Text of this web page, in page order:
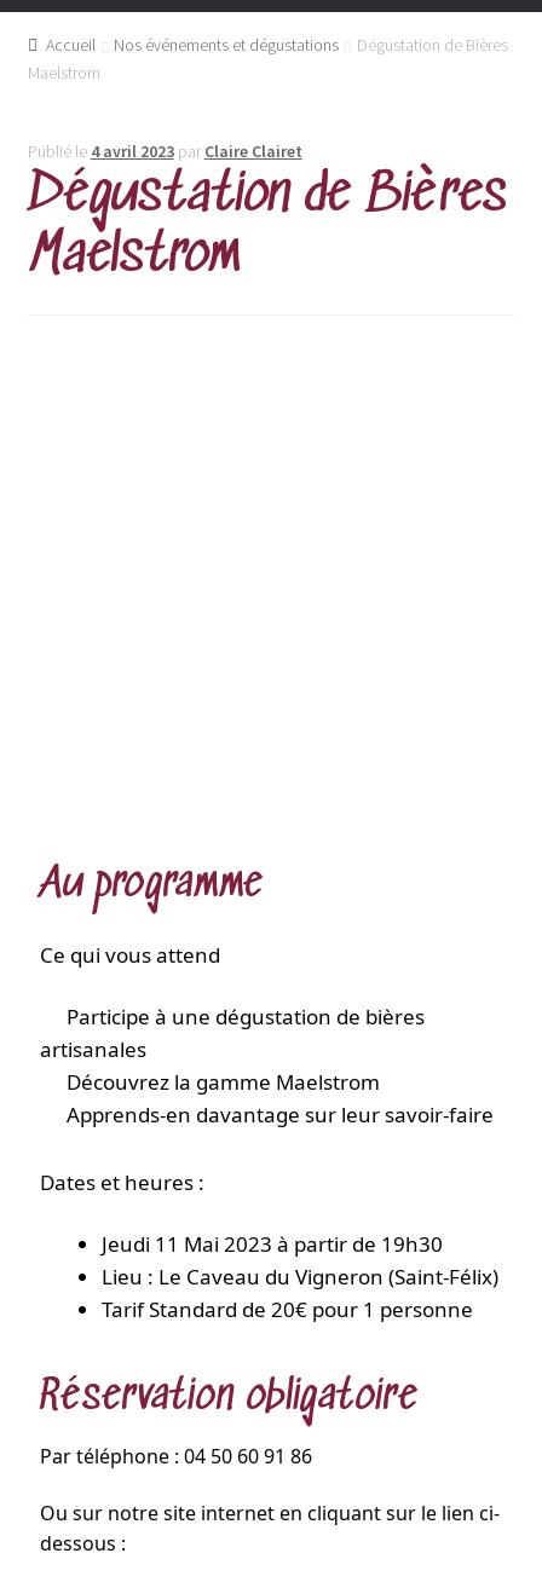
Accueil Nos événements et dégustations
Dégustation de Bières
Maelstrom
Publié le 4 avril 2023 par Claire Clairet
Dégustation de Bières
Maelstrom
Au programme
Ce qui vous attend
Participe à une dégustation de bières
artisanales
Découvrez la gamme Maelstrom
Apprends-en davantage sur leur savoir-faire
Dates et heures :
Jeudi 11 Mai 2023 à partir de 19h30
Lieu : Le Caveau du Vigneron (Saint-Félix)
Tarif Standard de 20€ pour 1 personne
Réservation obligatoire
Par téléphone : 04 50 60 91 86
Ou sur notre site internet en cliquant sur le lien ci-
dessous :